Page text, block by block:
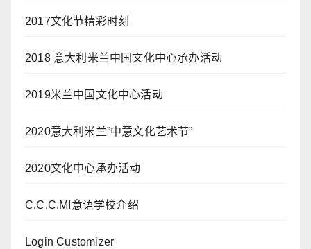
2017文化节精彩时刻
2018 意大利米兰中国文化中心承办活动
2019米兰中国文化中心活动
2020意大利米兰”中意文化艺术节”
2020文化中心承办活动
C.C.C.MI意语学校介绍
Login Customizer